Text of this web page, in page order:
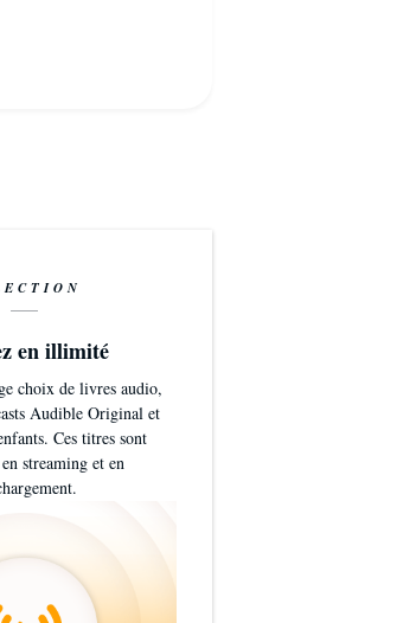
en illimité
choix de livres audio,
Audible Original et
Ces titres sont
streaming et en